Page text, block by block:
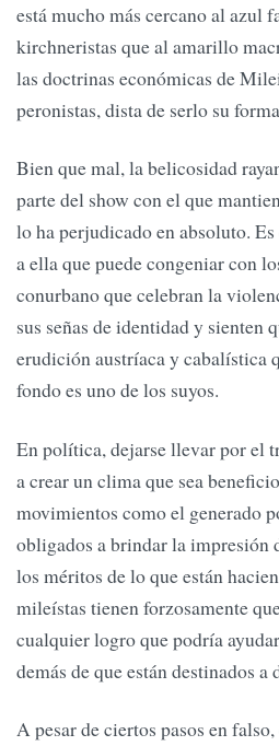
está mucho más cercano al azul
kirchneristas que al amarillo
las doctrinas económicas de
peronistas, dista de serlo su
Bien que mal, la belicosidad
parte del show con el que
lo ha perjudicado en absoluto.
a ella que puede congeniar con
conurbano que celebran la
sus señas de identidad y sienten
erudición austríaca y cabalística
fondo es uno de los suyos.
En política, dejarse llevar por el
a crear un clima que sea
movimientos como el generado
obligados a brindar la impresión
los méritos de lo que están
mileístas tienen forzosamente
cualquier logro que podría
demás de que están destinados a
A pesar de ciertos pasos en